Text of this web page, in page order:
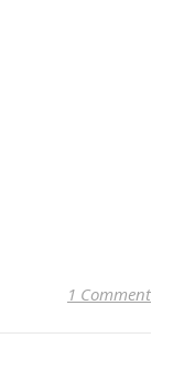
1 Comment